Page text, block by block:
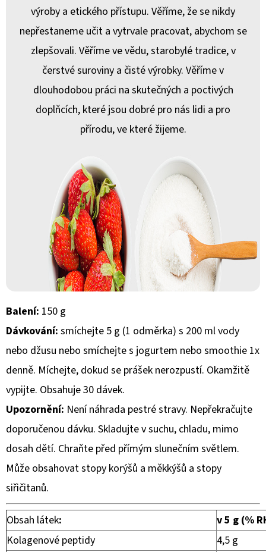
výroby a etického přístupu. Věříme, že se nikdy
nepřestaneme učit a vytrvale pracovat, abychom se
zlepšovali. Věříme ve vědu, starobylé tradice, v
čerstvé suroviny a čisté výrobky. Věříme v
dlouhodobou práci na skutečných a poctivých
doplňcích, které jsou dobré pro nás lidi a pro
přírodu, ve které žijeme.
Balení: 150 g
Dávkování: smíchejte 5 g (1 odměrka) s 200 ml vody
nebo džusu nebo smíchejte s jogurtem nebo smoothie 1x
denně. Míchejte, dokud se prášek nerozpustí. Okamžitě
vypijte. Obsahuje 30 dávek.
Upozornění: Není náhrada pestré stravy. Nepřekračujte
doporučenou dávku. Skladujte v suchu, chladu, mimo
dosah dětí. Chraňte před přímým slunečním světlem.
Může obsahovat stopy korýšů a měkkýšů a stopy
siřičitanů.
Obsah látek:
v 5 g (%
Kolagenové peptidy
4,5 g